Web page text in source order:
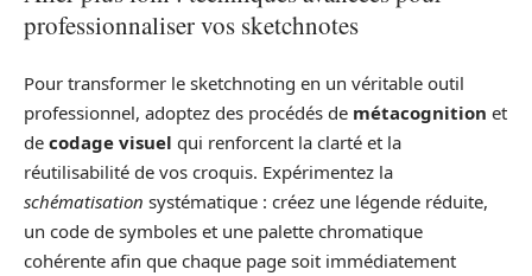
professionnaliser vos sketchnotes
Pour transformer le sketchnoting en un véritable outil
professionnel, adoptez des procédés de métacognition et
de codage visuel qui renforcent la clarté et la
réutilisabilité de vos croquis. Expérimentez la
schématisation systématique : créez une légende réduite,
un code de symboles et une palette chromatique
cohérente afin que chaque page soit immédiatement